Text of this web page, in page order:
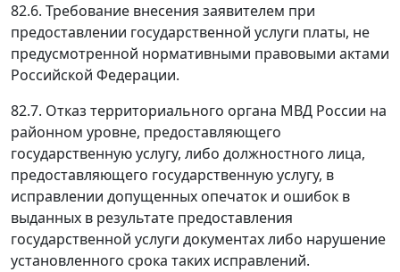
82.6. Требование внесения заявителем при
предоставлении государственной услуги платы, не
предусмотренной нормативными правовыми актами
Российской Федерации.
82.7. Отказ территориального органа МВД России на
районном уровне, предоставляющего
государственную услугу, либо должностного лица,
предоставляющего государственную услугу, в
исправлении допущенных опечаток и ошибок в
выданных в результате предоставления
государственной услуги документах либо нарушение
установленного срока таких исправлений.